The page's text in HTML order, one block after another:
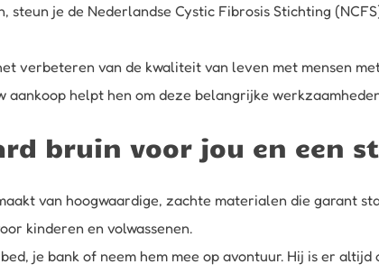
steun je de Nederlandse Cystic Fibrosis Stichting
verbeteren van de kwaliteit van leven met mensen
aankoop helpt hen om deze belangrijke
bruin voor jou en een
van hoogwaardige, zachte materialen die garant
kinderen en volwassenen.
je bank of neem hem mee op avontuur. Hij is er